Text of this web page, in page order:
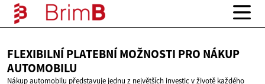
FLEXIBILNÍ PLATEBNÍ MOŽNOSTI PRO NÁKUP
AUTOMOBILU
Nákup automobilu představuje jednu z největších investic v životě každého